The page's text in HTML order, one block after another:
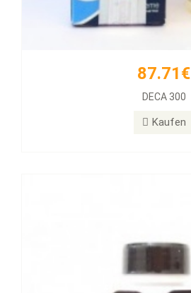
87.71€
DECA 300
Kaufen
77.39€
Halotestin BD